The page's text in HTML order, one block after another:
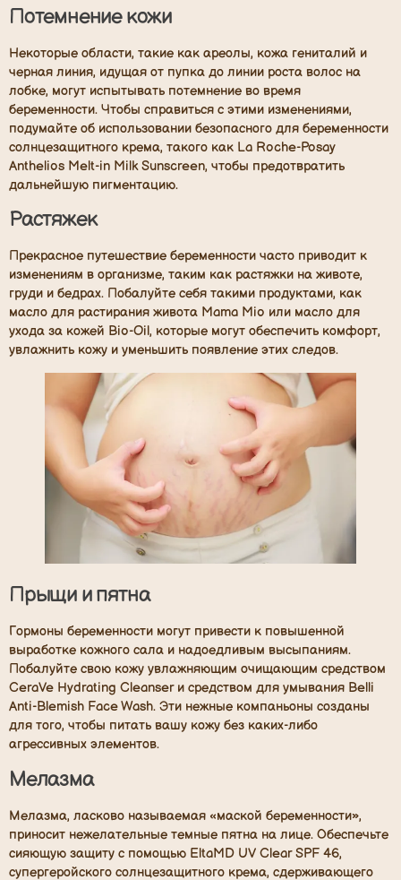
Потемнение кожи
Некоторые области, такие как ареолы, кожа гениталий и
черная линия, идущая от пупка до линии роста волос на
лобке, могут испытывать потемнение во время
беременности. Чтобы справиться с этими изменениями,
подумайте об использовании безопасного для беременности
солнцезащитного крема, такого как La Roche-Posay
Anthelios Melt-in Milk Sunscreen, чтобы предотвратить
дальнейшую пигментацию.
Растяжек
Прекрасное путешествие беременности часто приводит к
изменениям в организме, таким как растяжки на животе,
груди и бедрах. Побалуйте себя такими продуктами, как
масло для растирания живота Mama Mio или масло для
ухода за кожей Bio-Oil, которые могут обеспечить комфорт,
увлажнить кожу и уменьшить появление этих следов.
Прыщи и пятна
Гормоны беременности могут привести к повышенной
выработке кожного сала и надоедливым высыпаниям.
Побалуйте свою кожу увлажняющим очищающим средством
CeraVe Hydrating Cleanser и средством для умывания Belli
Anti-Blemish Face Wash. Эти нежные компаньоны созданы
для того, чтобы питать вашу кожу без каких-либо
агрессивных элементов.
Мелазма
Мелазма, ласково называемая «маской беременности»,
приносит нежелательные темные пятна на лице. Обеспечьте
сияющую защиту с помощью EltaMD UV Clear SPF 46,
супергеройского солнцезащитного крема, сдерживающего